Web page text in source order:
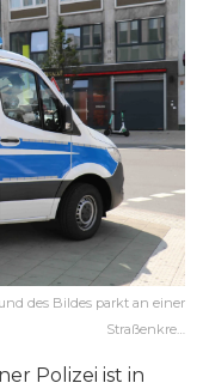
des Bildes parkt an einer
Straßenkre…
Polizei ist in